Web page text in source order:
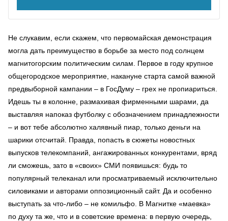
Не слукавим, если скажем, что первомайская демонстрация
могла дать преимущество в борьбе за место под солнцем
магнитогорским политическим силам. Первое в году крупное
общегородское мероприятие, накануне старта самой важной
предвыборной кампании – в ГосДуму – грех не пропиариться.
Идешь ты в колонне, размахивая фирменными шарами, да
выставляя напоказ футболку с обозначением принадлежности
– и вот тебе абсолютно халявный пиар, только деньги на
шарики отсчитай. Правда, попасть в сюжеты новостных
выпусков телекомпаний, ангажированных конкурентами, вряд
ли сможешь, зато в «своих» СМИ появишься: будь то
популярный телеканал или просматриваемый исключительно
силовиками и авторами оппозиционный сайт. Да и особенно
выступать за что-либо – не комильфо. В Магнитке «маевка»
по духу та же, что и в советские времена: в первую очередь,